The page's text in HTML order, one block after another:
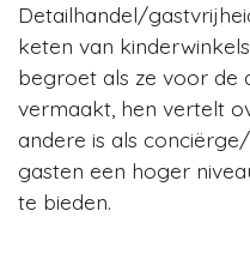
Detailhandel/
keten van
begroet als ze voor de
vermaakt, hen vertelt
andere is als
gasten een hoger
te bieden.